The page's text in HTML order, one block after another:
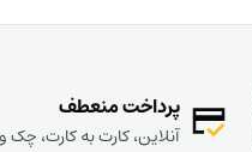
پرداخت منعطف
آنلاین، کارت به کارت،